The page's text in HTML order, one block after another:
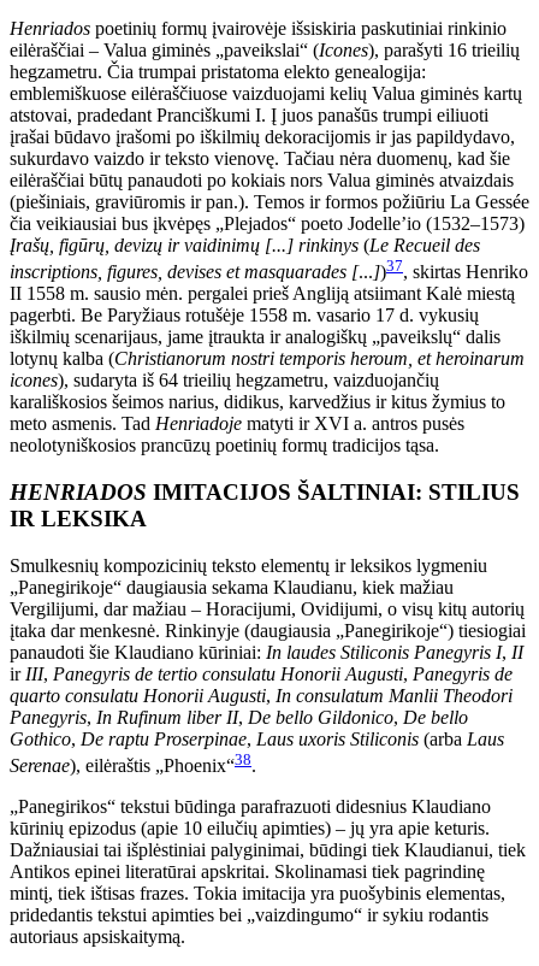
Henriados poetinių formų įvairovėje išsiskiria paskutiniai rinkinio
eilėraščiai – Valua giminės „paveikslai“ (Icones), parašyti 16 trieilių
hegzametru. Čia trumpai pristatoma elekto genealogija:
emblemiškuose eilėraščiuose vaizduojami kelių Valua giminės kartų
atstovai, pradedant Pranciškumi I. Į juos panašūs trumpi eiliuoti
įrašai būdavo įrašomi po iškilmių dekoracijomis ir jas papildydavo,
sukurdavo vaizdo ir teksto vienovę. Tačiau nėra duomenų, kad šie
eilėraščiai būtų panaudoti po kokiais nors Valua giminės atvaizdais
(piešiniais, graviūromis ir pan.). Temos ir formos požiūriu La Gessée
čia veikiausiai bus įkvėpęs „Plejados“ poeto Jodelle’io (1532–1573)
Įrašų, figūrų, devizų ir vaidinimų [...] rinkinys (Le Recueil des
inscriptions, figures, devises et masquarades [...])37, skirtas Henriko
II 1558 m. sausio mėn. pergalei prieš Angliją atsiimant Kalė miestą
pagerbti. Be Paryžiaus rotušėje 1558 m. vasario 17 d. vykusių
iškilmių scenarijaus, jame įtraukta ir analogiškų „paveikslų“ dalis
lotynų kalba (Christianorum nostri temporis heroum, et heroinarum
icones), sudaryta iš 64 trieilių hegzametru, vaizduojančių
karališkosios šeimos narius, didikus, karvedžius ir kitus žymius to
meto asmenis. Tad Henriadoje matyti ir XVI a. antros pusės
neolotyniškosios prancūzų poetinių formų tradicijos tąsa.
HENRIADOS IMITACIJOS ŠALTINIAI: STILIUS
IR LEKSIKA
Smulkesnių kompozicinių teksto elementų ir leksikos lygmeniu
„Panegirikoje“ daugiausia sekama Klaudianu, kiek mažiau
Vergilijumi, dar mažiau – Horacijumi, Ovidijumi, o visų kitų autorių
įtaka dar menkesnė. Rinkinyje (daugiausia „Panegirikoje“) tiesiogiai
panaudoti šie Klaudiano kūriniai: In laudes Stiliconis Panegyris I, II
ir III, Panegyris de tertio consulatu Honorii Augusti, Panegyris de
quarto consulatu Honorii Augusti, In consulatum Manlii Theodori
Panegyris, In Rufinum liber II, De bello Gildonico, De bello
Gothico, De raptu Proserpinae, Laus uxoris Stiliconis (arba Laus
Serenae), eilėraštis „Phoenix“38.
„Panegirikos“ tekstui būdinga parafrazuoti didesnius Klaudiano
kūrinių epizodus (apie 10 eilučių apimties) – jų yra apie keturis.
Dažniausiai tai išplėstiniai palyginimai, būdingi tiek Klaudianui, tiek
Antikos epinei literatūrai apskritai. Skolinamasi tiek pagrindinę
mintį, tiek ištisas frazes. Tokia imitacija yra puošybinis elementas,
pridedantis tekstui apimties bei „vaizdingumo“ ir sykiu rodantis
autoriaus apsiskaitymą.